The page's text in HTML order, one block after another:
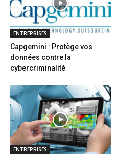
ENTREPRISES
Capgemini : Protège vos
données contre la
cybercriminalité
ENTREPRISES